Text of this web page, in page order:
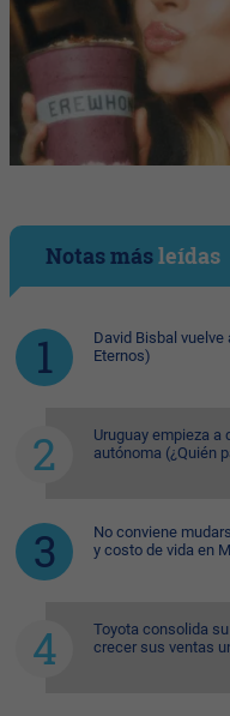
Notas másleídas
David Bisbal
Eternos)
Uruguay empieza a
autónoma (¿Quién
No conviene
y costo de vida en
Toyota consolida
crecer sus ventas